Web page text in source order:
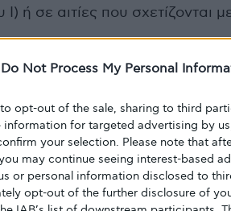
Do Not Process My Personal
opt-out of the sale, sharing to third
information for targeted advertising by
your selection. Please note that
may continue seeing interest-based
or personal information disclosed to
opt-out of the further disclosure of
ή σε αιτίες που σχετίζονται
να θεραπευθεί όσο γίνεται
με αυξημένο κίνδυνο
του εμβρύου και νεογνικής
κύησης έχουν μεγαλύτερη
τύπου 2στο μέλλον (το
διαβήτη 5-15 χρόνια μετά τον
της USPSTF (US